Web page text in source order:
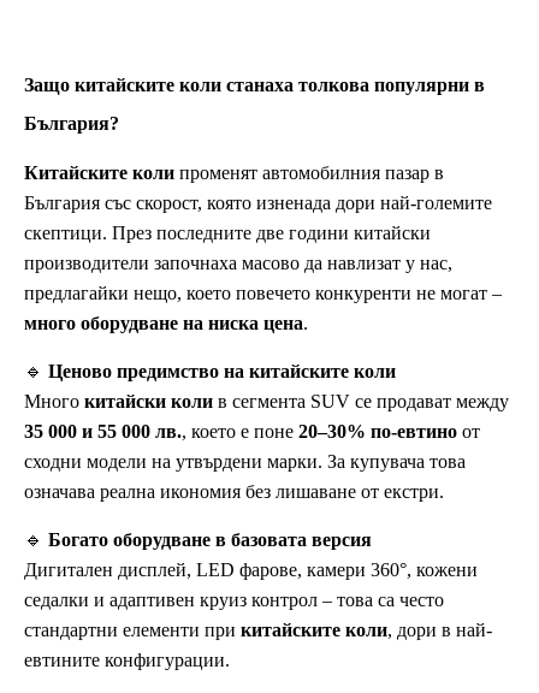
Защо китайските коли станаха толкова популярни в
България?
Китайските коли променят автомобилния пазар в
България със скорост, която изненада дори най-големите
скептици. През последните две години китайски
производители започнаха масово да навлизат у нас,
предлагайки нещо, което повечето конкуренти не могат –
много оборудване на ниска цена.
🔹 Ценово предимство на китайските коли
Много китайски коли в сегмента SUV се продават между
35 000 и 55 000 лв., което е поне 20–30% по-евтино от
сходни модели на утвърдени марки. За купувача това
означава реална икономия без лишаване от екстри.
🔹 Богато оборудване в базовата версия
Дигитален дисплей, LED фарове, камери 360°, кожени
седалки и адаптивен круиз контрол – това са често
стандартни елементи при китайските коли, дори в най-
евтините конфигурации.